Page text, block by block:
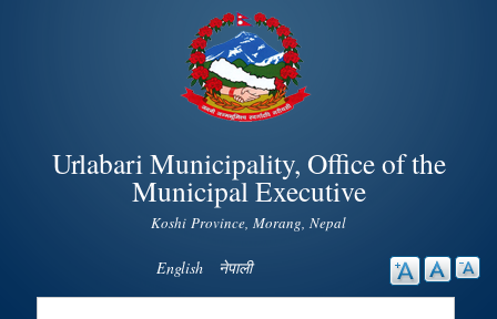
Skip to
main
content
Urlabari Municipality, Office of the
Municipal Executive
Koshi Province, Morang, Nepal
English नेपाली
Search